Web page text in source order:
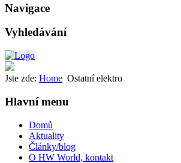
Navigace
Vyhledávání
Jste zde: Home Ostatní elektro
Hlavní menu
Domů
Aktuality
Články/blog
O HW World, kontakt